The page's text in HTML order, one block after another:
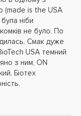
(made is the USA
ніби
не було. По
Смак дуже
USA темний
з ним, ON
Біотех